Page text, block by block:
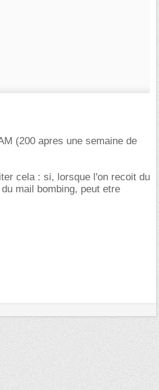
(200 apres une semaine de
cela : si, lorsque l'on recoit du
mail bombing, peut etre